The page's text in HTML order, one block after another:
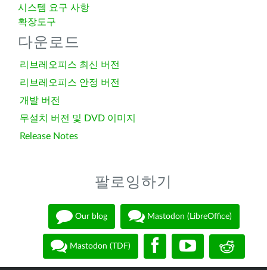
시스템 요구 사항
확장도구
다운로드
리브레오피스 최신 버전
리브레오피스 안정 버전
개발 버전
무설치 버전 및 DVD 이미지
Release Notes
팔로잉하기
Our blog Mastodon (LibreOffice)
Mastodon (TDF)